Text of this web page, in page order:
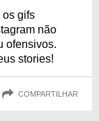
os gifs
não
ofensivos.
stories!
COMPARTILHAR